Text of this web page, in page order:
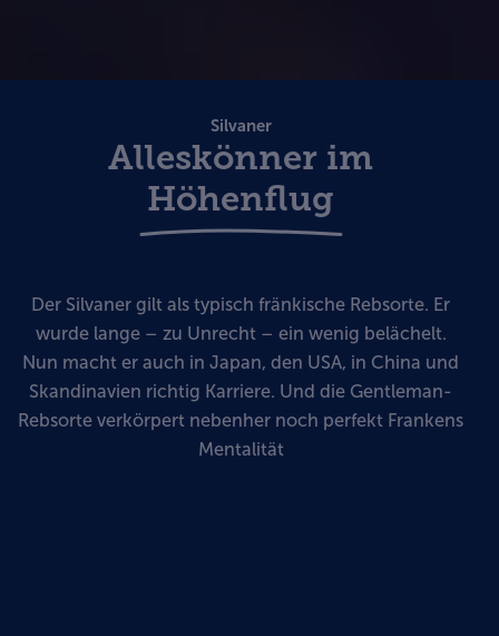
Silvaner
Alleskönner im
Höhenflug
Der Silvaner gilt als typisch fränkische Rebsorte. Er
wurde lange – zu Unrecht – ein wenig belächelt.
Nun macht er auch in Japan, den USA, in China und
Skandinavien richtig Karriere. Und die Gentleman-
Rebsorte verkörpert nebenher noch perfekt Frankens
Mentalität